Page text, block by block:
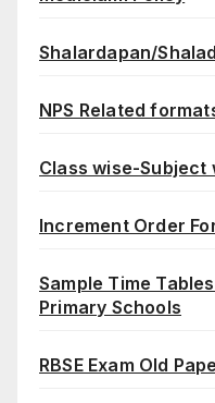
Shalardapan/
NPS Related
Class wise-Subject
Increment Order
Sample Time
Primary Schools
RBSE Exam Old